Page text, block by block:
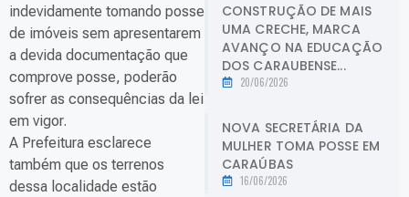
indevidamente tomando posse
de imóveis sem apresentarem
a devida documentação que
comprove posse, poderão
sofrer as consequências da lei
em vigor.
A Prefeitura esclarece
também que os terrenos
dessa localidade estão
CONSTRUÇÃO DE MAIS
UMA CRECHE, MARCA
AVANÇO NA EDUCAÇÃO
DOS CARAUBENSE...
20/06/2026
NOVA SECRETÁRIA DA
MULHER TOMA POSSE EM
CARAÚBAS
16/06/2026